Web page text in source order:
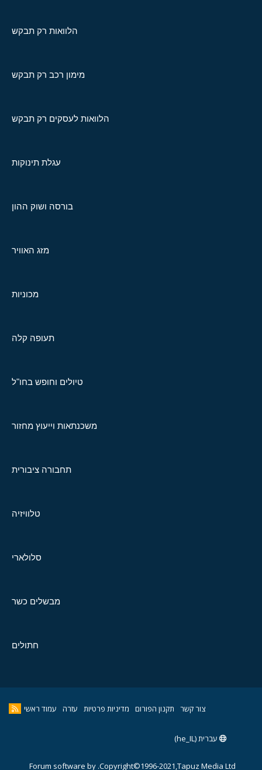
הלוואות רק תבקש
מימון רכב רק תבקש
הלוואות לעסקים רק תבקש
עגלת תינוקות
בורסה ושוק ההון
מזג האוויר
מכוניות
תעופה קלה
טיולים וחופש בחו"ל
משכנתאות וייעוץ מחזור
תחבורה ציבורית
טלוויזיה
סלולארי
מבשלים כשר
חתולים
צור קשר תקנון הפורום מדיניות פרטיות עזרה עמוד ראשי
עברית (he_IL)
Copyright©1996-2021,Tapuz Media Ltd.
Forum software by